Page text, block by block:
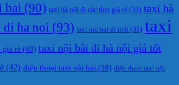
bai (90) taxi hà nội đi các tỉnh giá rẻ (33) taxi hà
ha noi (93) taxi noi bai di tinh (31) taxi
rẻ(40) taxi nội bài đi hà nội giá tốt
(42) điện thoại taxi nội bài (38) điện thoại taxi nội